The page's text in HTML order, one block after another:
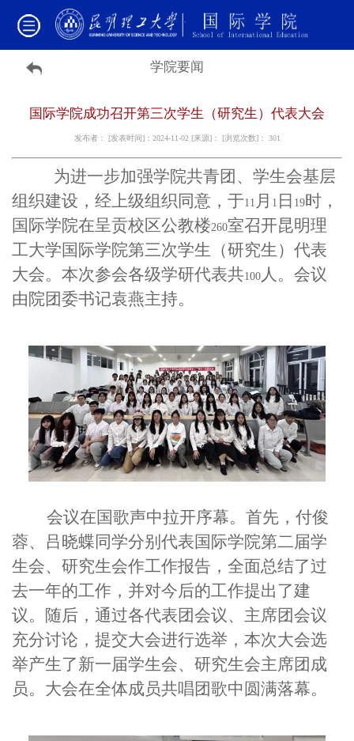
学院要闻
国际学院成功召开第三次学生（研究生）代表大会
发布者： [发表时间]：2024-11-02 [来源]： [浏览次数]： 301
为进一步加强学院共青团、学生会基层
组织建设，经上级组织同意，于11 月 1 日 19时，
国际学院在呈贡校区公教楼260室召开昆明理
工大学国际学院第三次学生（研究生）代表
大会。本次参会各级学研代表共100 人。会议
由院团委书记袁燕主持。
会议在国歌声中拉开序幕。首先，付俊
蓉、吕晓蝶同学分别代表国际学院第二届学
生会、研究生会作工作报告，全面总结了过
去一年的工作，并对今后的工作提出了建
议。随后，通过各代表团会议、主席团会议
充分讨论，提交大会进行选举，本次大会选
举产生了新一届学生会、研究生会主席团成
员。大会在全体成员共唱团歌中圆满落幕。